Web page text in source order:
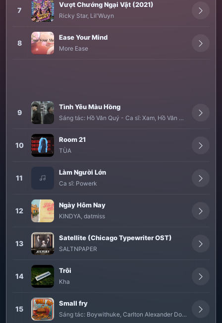
7
Vượt Chướng Ngại Vật (2021)
Ricky Star, Lil'Wuyn
8
Ease Your Mind
More Ease
9
Tình Yêu Màu Hồng
Sáng tác: Hồ Văn Quý - Ca sĩ: Xam, Hồ Văn Quý
10
Room 21
TÙA
11
Làm Người Lớn
Ca sĩ: Powerk
12
Ngày Hôm Nay
KINDYA, datmiss
13
Satellite (Chicago Typewriter OST)
SALTNPAPER
14
Trôi
Kha
15
Small fry
Sáng tác: Boywithuke, Carlton Alexander Douglas -